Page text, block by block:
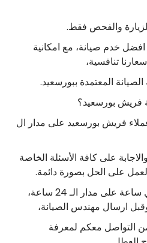
والفحص فقط.
افضل خدم صيانة، مع امكانية
تنافسية،
المعتمدة ببورسعيد.
فريش بورسعيد؟
فريش بورسعيد على مدار ال
على كافة الأسئلة الخاصة
على الحل بصورة دائمة.
لذلك يسعدنا تواصلكم في اي ساعة على مدار الـ 24 ساعة،
ارسال مهندس الصيانة،
التواصل معكم لمعرفة